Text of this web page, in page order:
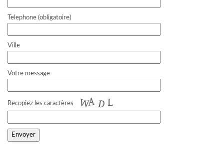
Telephone (obligatoire)
Ville
Votre message
Recopiez les caractères